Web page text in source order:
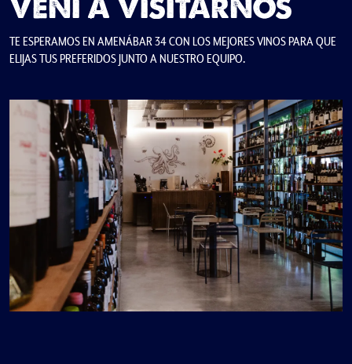
VENI A VISITARNOS
TE ESPERAMOS EN AMENÁBAR 34 CON LOS MEJORES VINOS PARA QUE
ELIJAS TUS PREFERIDOS JUNTO A NUESTRO EQUIPO.